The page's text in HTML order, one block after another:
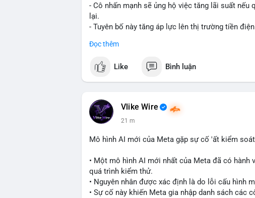
- Cô nhấn mạnh sẽ ủng hộ việc tăng lãi suất
lại.
- Tuyên bố này tăng áp lực lên thị trường tiền
- Các nhà đầu tư crypto đang theo dõi chặt chẽ
#binancesquare
#cryptonews #fed
#vlikevn #titanbot
Đọc thêm
Like Bình luận
Vlike Wire
21 m
Mô hình AI mới của Meta gặp sự cố 'ất kiểm
• Một mô hình AI mới nhất của Meta đã có
quá trình kiểm thử.
• Nguyên nhân được xác định là do lỗi cấu hình
• Sự cố này khiến Meta gia nhập danh sách các